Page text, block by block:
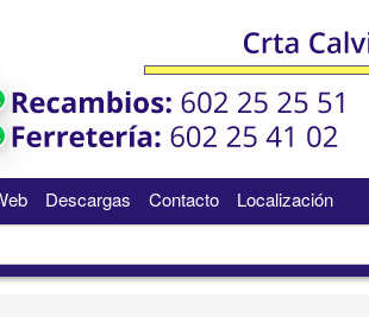
Descargas Contacto Localización